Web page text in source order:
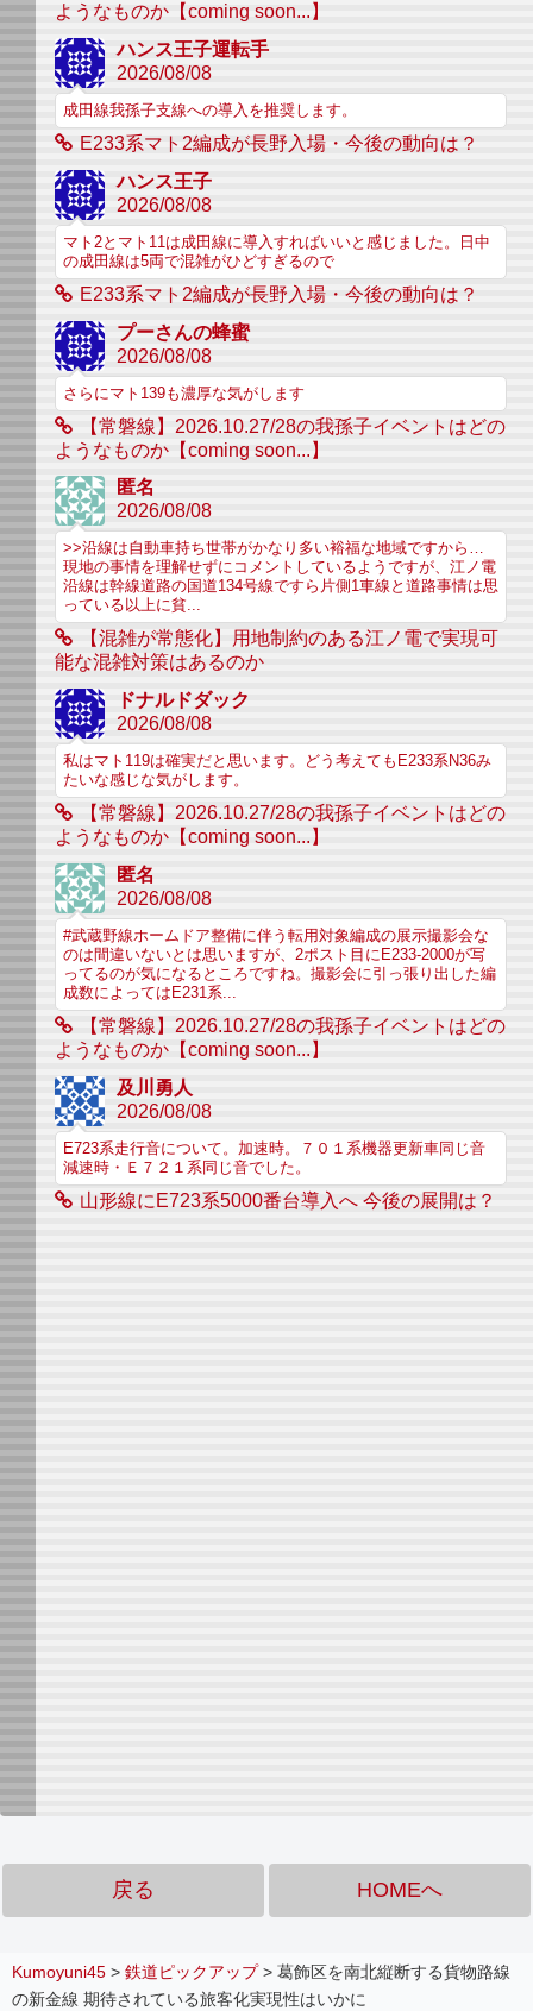
ようなものか【coming soon...】
ハンス王子運転手
2026/08/08
成田線我孫子支線への導入を推奨します。
E233系マト2編成が長野入場・今後の動向は？
ハンス王子
2026/08/08
マト2とマト11は成田線に導入すればいいと感じました。日中
の成田線は5両で混雑がひどすぎるので
E233系マト2編成が長野入場・今後の動向は？
プーさんの蜂蜜
2026/08/08
さらにマト139も濃厚な気がします
【常磐線】2026.10.27/28の我孫子イベントはどの
ようなものか【coming soon...】
匿名
2026/08/08
>>沿線は自動車持ち世帯がかなり多い裕福な地域ですから…
現地の事情を理解せずにコメントしているようですが、江ノ電
沿線は幹線道路の国道134号線ですら片側1車線と道路事情は思
っている以上に貧...
【混雑が常態化】用地制約のある江ノ電で実現可
能な混雑対策はあるのか
ドナルドダック
2026/08/08
私はマト119は確実だと思います。どう考えてもE233系N36み
たいな感じな気がします。
【常磐線】2026.10.27/28の我孫子イベントはどの
ようなものか【coming soon...】
匿名
2026/08/08
#武蔵野線ホームドア整備に伴う転用対象編成の展示撮影会な
のは間違いないとは思いますが、2ポスト目にE233-2000が写
ってるのが気になるところですね。撮影会に引っ張り出した編
成数によってはE231系...
【常磐線】2026.10.27/28の我孫子イベントはどの
ようなものか【coming soon...】
及川勇人
2026/08/08
E723系走行音について。加速時。７０１系機器更新車同じ音
減速時・Ｅ７２１系同じ音でした。
山形線にE723系5000番台導入へ 今後の展開は？
戻る HOMEへ
Kumoyuni45 > 鉄道ピックアップ> 葛飾区を南北縦断する貨物路線
の新金線 期待されている旅客化実現性はいかに